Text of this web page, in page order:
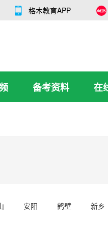
格木教育APP
备考资料 在
安阳 鹤壁 新乡